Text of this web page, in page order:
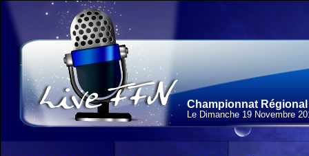
Championnat
Le Dimanche 19 Novembre